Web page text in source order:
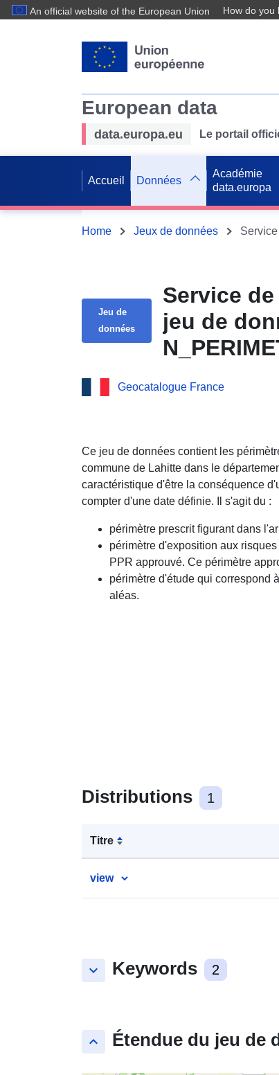
An official website of the European Union How do you
European data
data.europa.eu Le portail
Accueil Données
Académie
data.europa
Home Jeux de données
Jeu de
données
Service
jeu de
Geocatalogue France
Ce jeu de données contient les
commune de Lahitte dans le
caractéristique d'être la conséquence
compter d'une date définie. Il s'agit du :
périmètre prescrit figurant dans
périmètre d'exposition aux
PPR approuvé. Ce périmètre
périmètre d'étude qui correspond
aléas.
Distributions 1
Titre
view
keyboard_arrow_down Keywords 2
keyboard_arrow_up Étendue du jeu de